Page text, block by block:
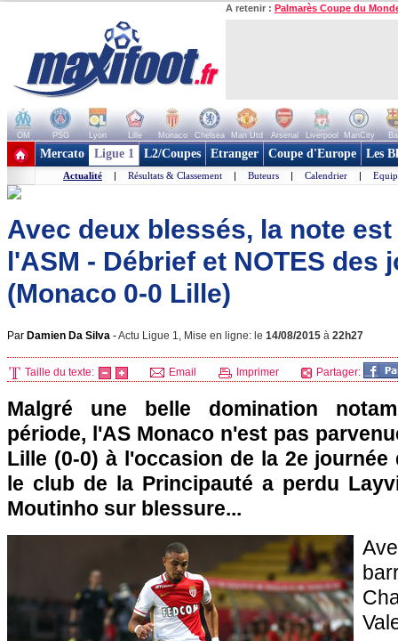
A retenir : Palmarès Coupe du
OM PSG Lyon Lille Monaco Chelsea Man Utd Arsenal Liverpool ManCity
+ de clubs
Mercato Ligue 1 L2/Coupes Etranger Coupe d'Europe Les
Actualité | Résultats & Classement | Buteurs | Calendrier |
Avec deux blessés, la note
l'ASM - Débrief et NOTES des
(Monaco 0-0 Lille)
Par Damien Da Silva -Actu Ligue 1, Mise en ligne: le 14/08/2015 à 22h27
Taille du texte: Email Imprimer Partager:
Malgré une belle domination
période, l'AS Monaco n'est pas
Lille (0-0) à l'occasion de la 2e journée
le club de la Principauté a perdu
Moutinho sur blessure...